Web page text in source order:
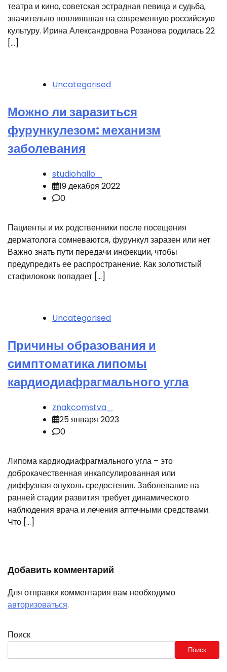
театра и кино, советская эстрадная певица и судьба,
значительно повлиявшая на современную российскую
культуру. Ирина Александровна Розанова родилась 22
[…]
Uncategorised
Можно ли заразиться
фурункулезом: механизм
заболевания
studiohallo_
19 декабря 2022
0
Пациенты и их родственники после посещения
дерматолога сомневаются, фурункул заразен или нет.
Важно знать пути передачи инфекции, чтобы
предупредить ее распространение. Как золотистый
стафилококк попадает […]
Uncategorised
Причины образования и
симптоматика липомы
кардиодиафрагмального угла
znakcomstva_
25 января 2023
0
Липома кардиодиафрагмального угла – это
доброкачественная инкапсулированная или
диффузная опухоль средостения. Заболевание на
ранней стадии развития требует динамического
наблюдения врача и лечения аптечными средствами.
Что […]
Добавить комментарий
Для отправки комментария вам необходимо
авторизоваться.
Поиск
Поиск